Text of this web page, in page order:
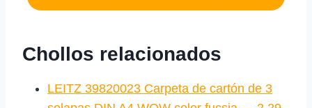
Chollos relacionados
LEITZ 39820023 Carpeta de cartón de 3